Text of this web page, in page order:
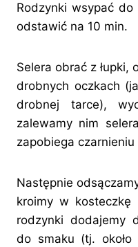
Rodzynki wsypać
odstawić na 10 min.
Selera obrać z łupki,
drobnych oczkach
drobnej tarce),
zalewamy nim
zapobiega czarnieniu
Następnie
kroimy w
rodzynki dodajemy
do smaku (tj.